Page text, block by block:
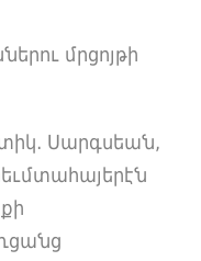
մրցոյթի
Սարգսեան,